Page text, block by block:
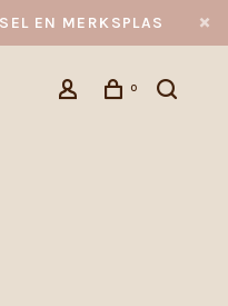
EN MERKSPLAS
0